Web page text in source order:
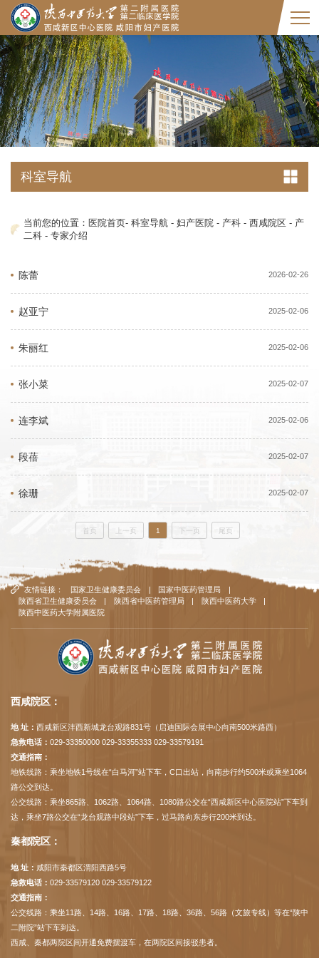
科室导航
当前您的位置： 医院首页- 科室导航 - 妇产医院 - 产科- 西咸院区- 产
二科- 专家介绍
陈蕾 2026-02-26
赵亚宁 2025-02-06
朱丽红 2025-02-06
张小菜 2025-02-07
连李斌 2025-02-06
段蓓 2025-02-07
徐珊 2025-02-07
首页 上一页 1 下一页 尾页
友情链接： 国家卫生健康委员会 | 国家中医药管理局
|
陕西省卫生健康委员会
| 陕西省中医药管理局 | 陕西中医药大学
|
陕西中医药大学附属医院
西咸院区：
地 址： 西咸新区沣西新城龙台观路831号（启迪国际会展中心向南500米路西）
急救电话： 029-33350000 029-33355333 029-33579191
交通指南：
地铁线路：乘坐地铁1号线在“白马河”站下车，C口出站，向南步行约500米或乘坐1064
路公交到达。
公交线路：乘坐865路、1062路、1064路、1080路公交在“西咸新区中心医院站”下车到
达，乘坐7路公交在“龙台观路中段站”下车，过马路向东步行200米到达。
秦都院区：
地 址： 咸阳市秦都区渭阳西路5号
急救电话： 029-33579120 029-33579122
交通指南：
公交线路：乘坐11路、14路、16路、17路、18路、36路、56路（文旅专线）等在“陕中
二附院”站下车到达。
西咸、秦都两院区间开通免费摆渡车，在两院区间接驳患者。